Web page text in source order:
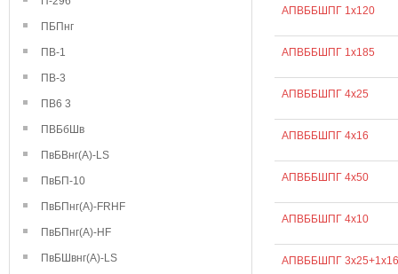
ПБПнг
ПВ-1
ПВ-3
ПВ6 3
ПВБбШв
ПвБВнг(А)-LS
ПвБП-10
ПвБПнг(А)-FRHF
ПвБПнг(А)-HF
ПвБШвнг(А)-LS
АПВББШПГ 1х120
АПВББШПГ 1х185
АПВББШПГ 4х25
АПВББШПГ 4х16
АПВББШПГ 4х50
АПВББШПГ 4х10
АПВББШПГ 3х25+1х16